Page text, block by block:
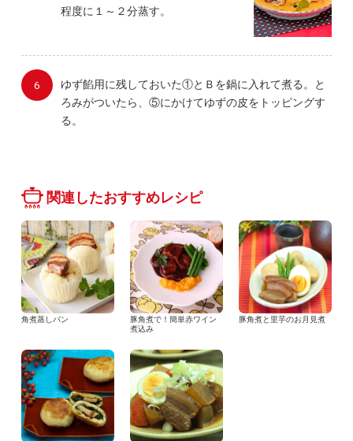
程度に１～２分蒸す。
ゆず餡用に残しておいた①とＢを鍋に入れて煮る。と
ろみがついたら、⑤にかけてゆずの皮をトッピングす
る。
関連したおすすめレシピ
角煮蒸しパン
豚角煮で！簡単赤ワイン
煮込み
豚角煮と里芋のお月見煮